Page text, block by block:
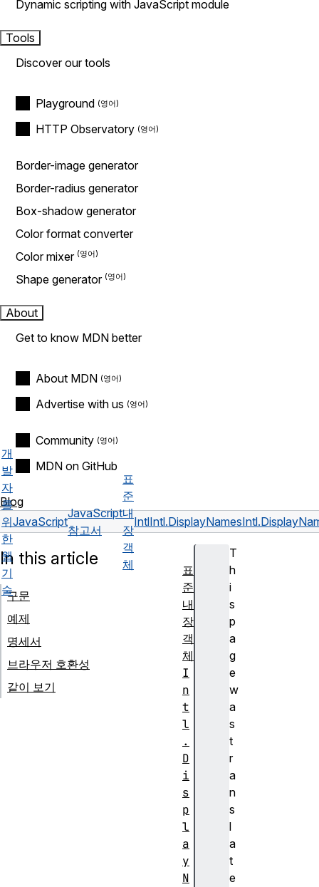
Dynamic scripting with JavaScript module
Tools
Discover our tools
Playground
HTTP Observatory
Border-image generator
Border-radius generator
Box-shadow generator
Color format converter
Color mixer
Shape generator
About
Get to know MDN better
About MDN
Advertise with us
Community
MDN on GitHub
Blog
개
발
자
를
위
한
웹
기
술
JavaScript
JavaScript
참고서
표
준
내
장
객
체
IntlIntl.DisplayNames
T
h
i
s
p
a
g
e
w
a
s
t
r
a
n
s
l
a
t
e
In this article
구문
예제
명세서
브라우저 호환성
같이 보기
표
준
내
장
객
체
I
n
t
l
.
D
i
s
p
l
a
y
N